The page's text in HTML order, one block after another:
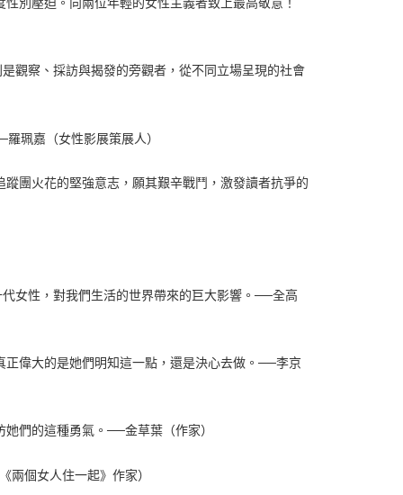
別壓迫。向兩位年輕的女性主義者致上最高敬意！
觀察、採訪與揭發的旁觀者，從不同立場呈現的社會
珮嘉（女性影展策展人）
團火花的堅強意志，願其艱辛戰鬥，激發讀者抗爭的
女性，對我們生活的世界帶來的巨大影響。──全高
偉大的是她們明知這一點，還是決心去做。──李京
們的這種勇氣。──金草葉（作家）
兩個女人住一起》作家）